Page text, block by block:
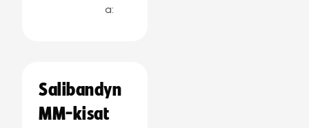
a:
Salibandyn
MM-kisat